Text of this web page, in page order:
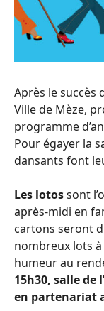
Après le succès
Ville de Mèze,
programme
Pour égayer la
dansants font
Les lotossont
après-midi en
cartons seront
nombreux lots
humeur au
15h30, salle de
en partenariat